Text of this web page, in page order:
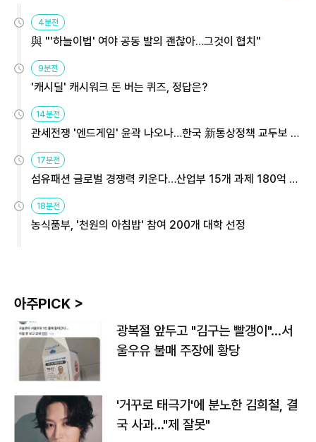
4분전
與 "'하늘이법' 여야 공동 발의 괜찮아…그것이 협치"
9분전
'캐시딜' 캐시워크 돈 버는 퀴즈, 정답은?
14분전
관세전쟁 '엔드게임' 윤곽 나오나…한국 新통상정책 교두보 활
용해야
17분전
섬유패션 글로벌 경쟁력 키운다…산업부 15개 과제 180억 지
원
18분전
농식품부, '천원의 아침밥' 참여 200개 대학 선정
아주PICK >
광복절 앞두고 "김구는 빨갱이"…서
울우유 불매 주장에 황당
'거꾸로 태극기'에 분노한 김희철, 결
국 사과…"제 잘못"